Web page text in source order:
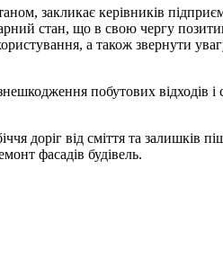
закликає керівників
стан, що в свою чергу
а також звернути
побутових відходів і
від сміття та залишків
фасадів будівель.